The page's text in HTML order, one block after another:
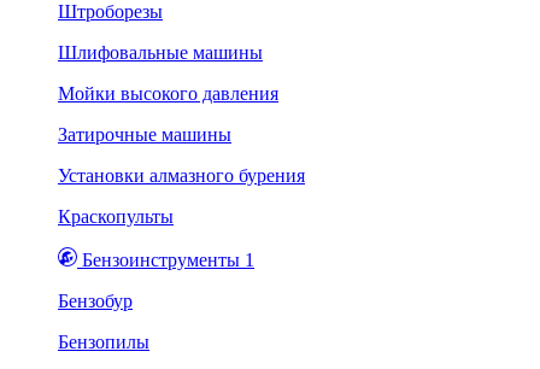
Штроборезы
Шлифовальные машины
Мойки высокого давления
Затирочные машины
Установки алмазного бурения
Краскопульты
Бензоинструменты 1
Бензобур
Бензопилы